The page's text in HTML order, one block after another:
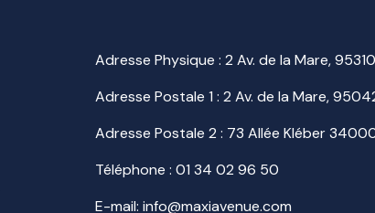
Adresse Physique : 2 Av. de la Mare,
Adresse Postale 1 : 2 Av. de la Mare,
Adresse Postale 2 : 73 Allée Kléber
Téléphone : 01 34 02 96 50
E-mail: info@maxiavenue.com